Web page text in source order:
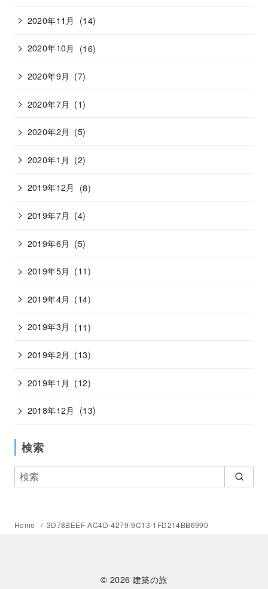
2020年11月 (14)
2020年10月 (16)
2020年9月 (7)
2020年7月 (1)
2020年2月 (5)
2020年1月 (2)
2019年12月 (8)
2019年7月 (4)
2019年6月 (5)
2019年5月 (11)
2019年4月 (14)
2019年3月 (11)
2019年2月 (13)
2019年1月 (12)
2018年12月 (13)
検索
Home 3D78BEEF-AC4D-4279-9C13-1FD214BB6990
© 2026建築の旅